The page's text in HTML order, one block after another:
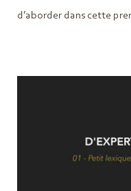
d’aborder dans cette